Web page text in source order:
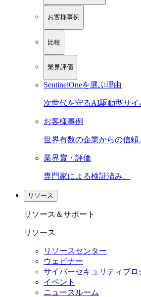
お客様事例
比較
業界評価
SentinelOneを選ぶ理由
次世代を守るAI駆動型サイ
お客様事例
世界有数の企業からの信頼
業界賞・評価
専門家による検証済み。
リソース
リソース＆サポート
リソース
リソースセンター
ウェビナー
サイバーセキュリティブロ
イベント
ニュースルーム